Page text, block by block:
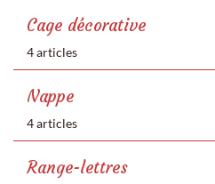
Cage décorative
4 articles
Nappe
4 articles
Range-lettres